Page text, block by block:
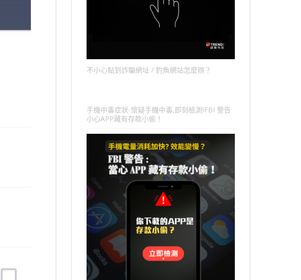
不小心點到詐騙網址 / 釣魚網站怎麼辦？
手機中毒症狀-懷疑手機中毒,即刻檢測!FBI 警告
小心APP藏有存款小偷！